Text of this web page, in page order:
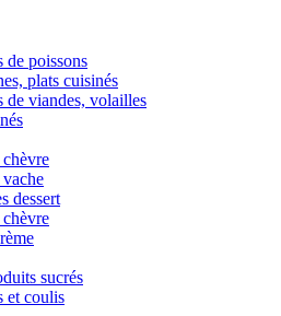
de poissons
plats cuisinés
de viandes, volailles
dessert
sucrés
et coulis